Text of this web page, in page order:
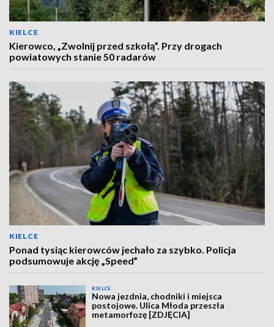
KIELCE
Kierowco, „Zwolnij przed szkołą”. Przy drogach
powiatowych stanie 50 radarów
KIELCE
Ponad tysiąc kierowców jechało za szybko. Policja
podsumowuje akcję „Speed”
KIELCE
Nowa jezdnia, chodniki i miejsca
postojowe. Ulica Młoda przeszła
metamorfozę [ZDJĘCIA]